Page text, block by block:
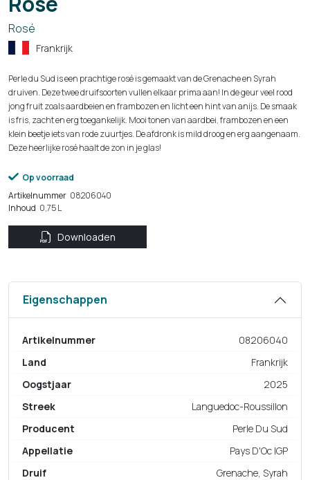
Rosé
Frankrijk
Perle du Sud is een prachtige rosé is gemaakt van de Grenache en Syrah
druiven. Deze twee druifsoorten vullen elkaar prima aan! In de geur veel rood
jong fruit zoals aardbeien en frambozen en licht een hint van anijs. De smaak
is fris, zacht en erg toegankelijk. Mooi tonen van aardbei, frambozen en een
klein beetje iets van rode zuurtjes. De afdronk is mild droog en erg aangenaam.
Deze heerlijke rosé haalt de zon in je glas!
Op voorraad
Artikelnummer 08206040
Inhoud 0,75 L
Downloaden
Eigenschappen
Artikelnummer
08206040
Land
Frankrijk
Oogstjaar
2025
Streek
Languedoc-Roussillon
Producent
Perle Du Sud
Appellatie
Pays D'Oc IGP
Druif
Grenache, Syrah